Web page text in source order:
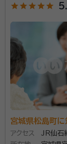
に行っています
行政書士
所属団体： 宮城県
star star star star star
宮城県松島町に
アクセス
JR仙石